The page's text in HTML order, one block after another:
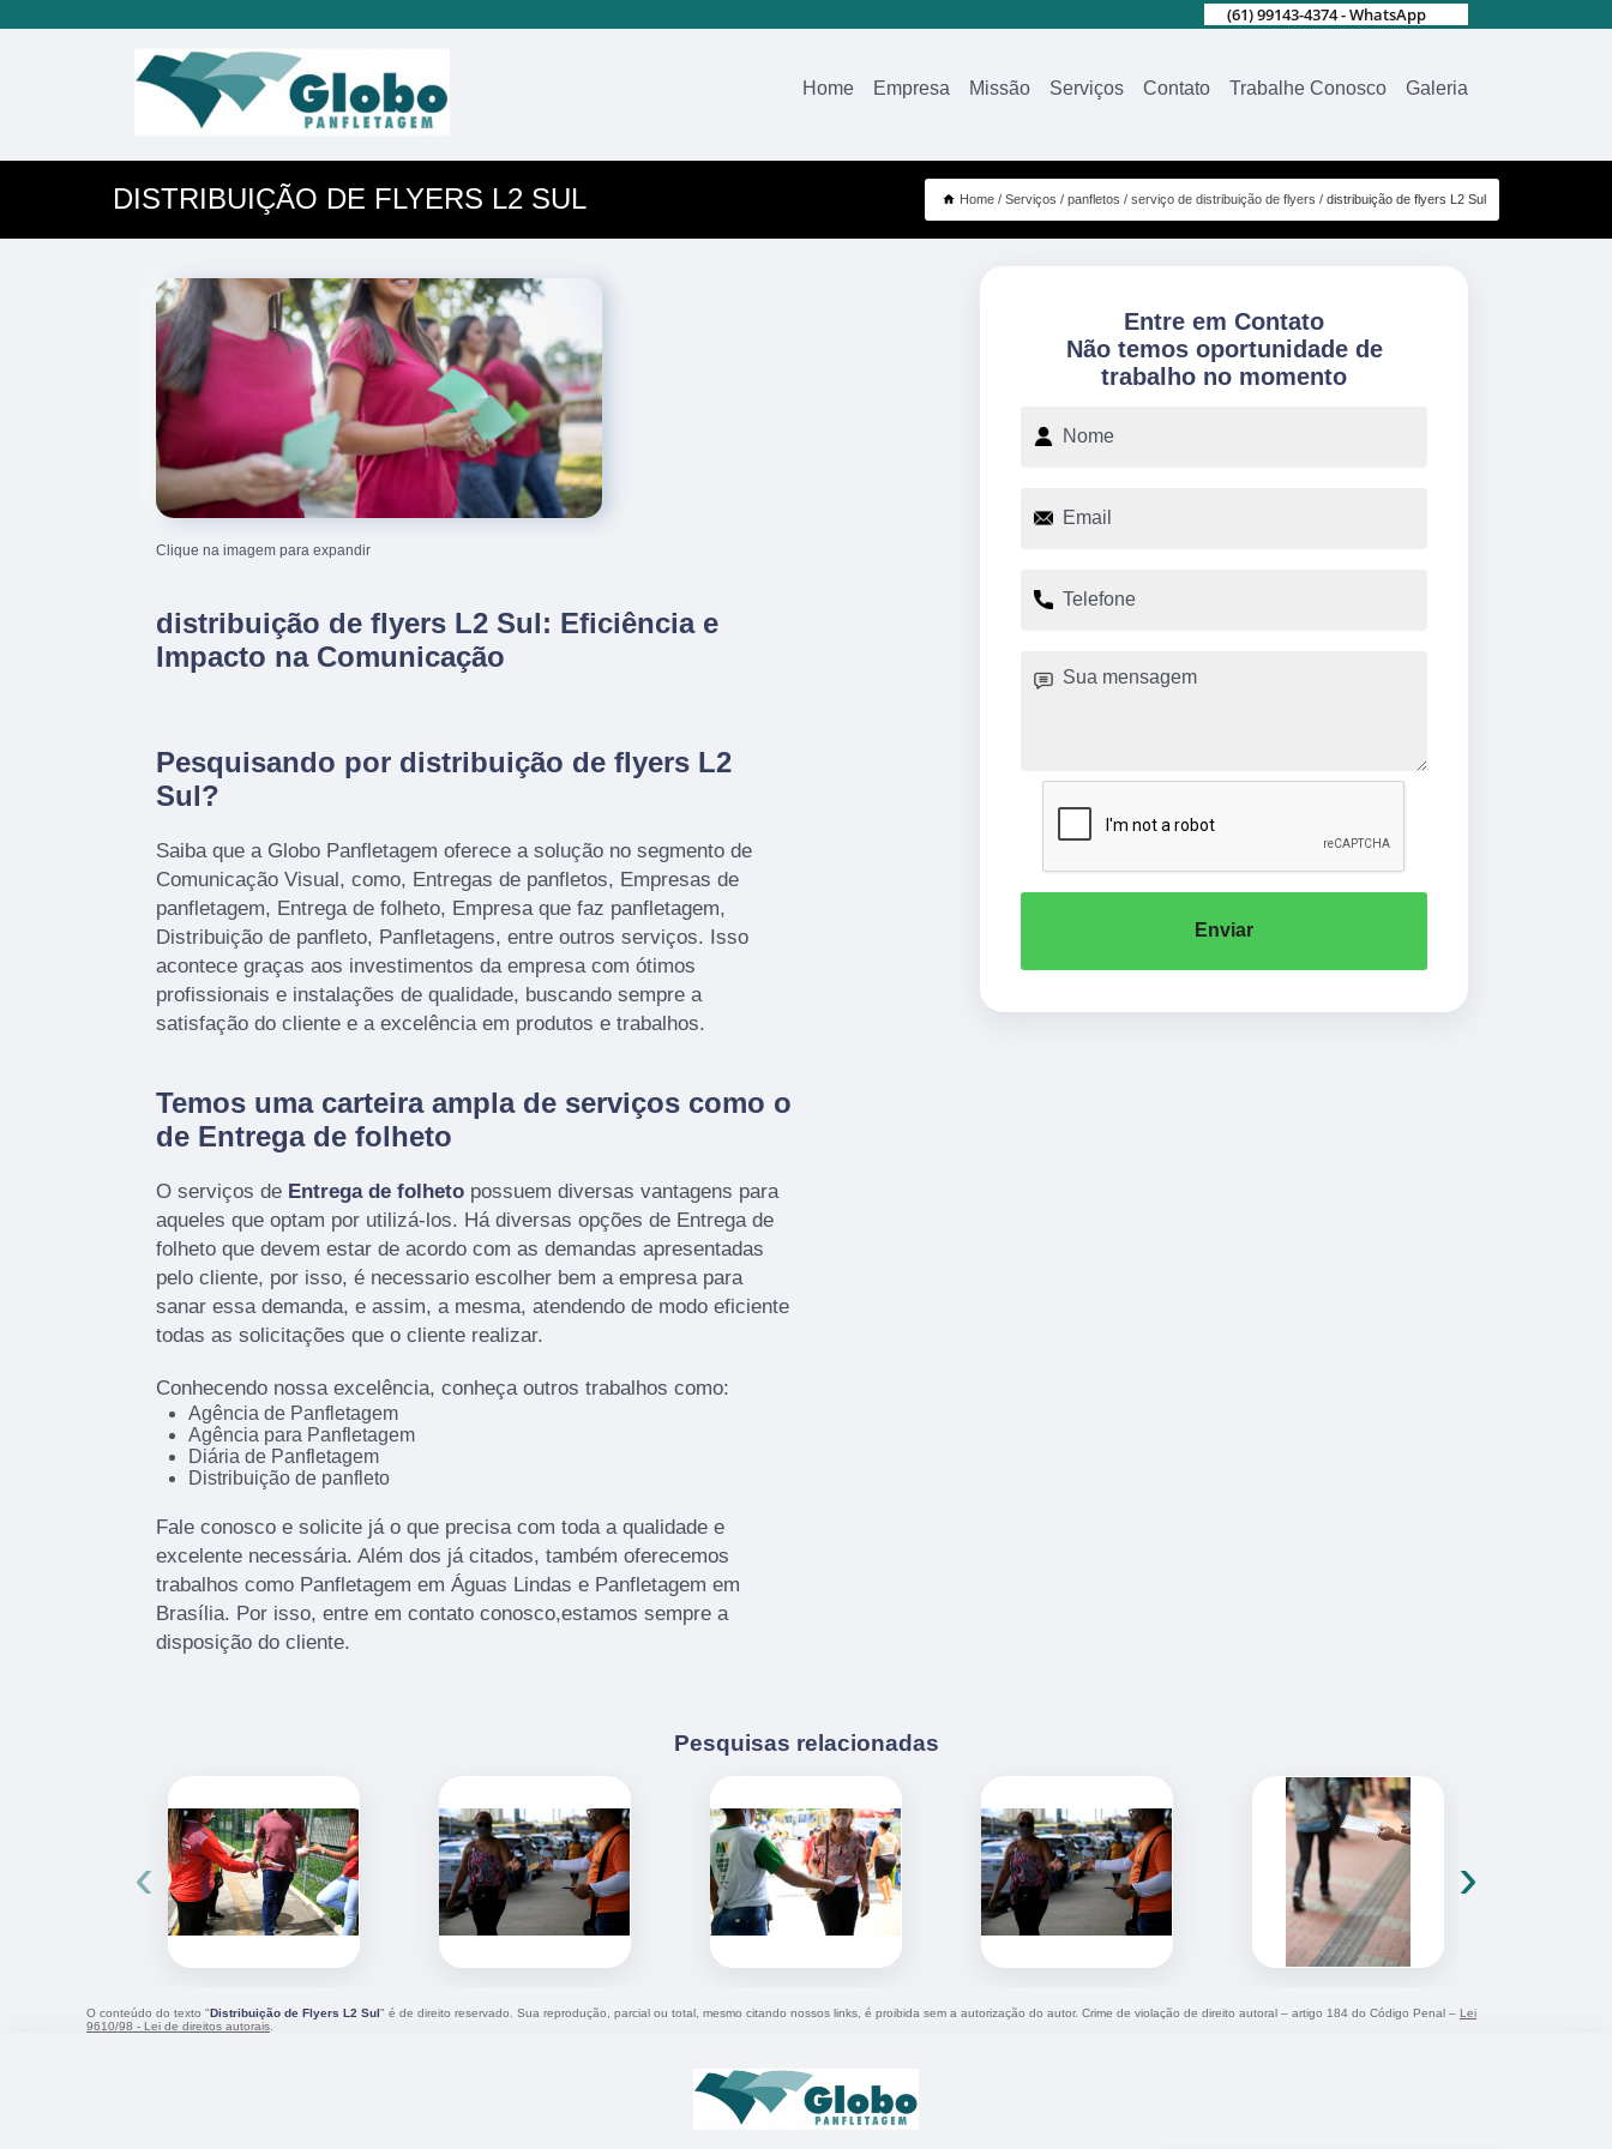
(61) 99143-4374 - WhatsApp
Home Empresa Missão Serviços Contato Trabalhe Conosco Galeria
DISTRIBUIÇÃO DE FLYERS L2 SUL Home Serviços panfletos serviço de distribuição de flyers distribuição de flyers L2 Sul
Clique na imagem para expandir
distribuição de flyers L2 Sul: Eficiência e
Impacto na Comunicação
Pesquisando por distribuição de flyers L2
Sul?
Saiba que a Globo Panfletagem oferece a solução no segmento de
Comunicação Visual, como, Entregas de panfletos, Empresas de
panfletagem, Entrega de folheto, Empresa que faz panfletagem,
Distribuição de panfleto, Panfletagens, entre outros serviços. Isso
acontece graças aos investimentos da empresa com ótimos
profissionais e instalações de qualidade, buscando sempre a
satisfação do cliente e a excelência em produtos e trabalhos.
Temos uma carteira ampla de serviços como o
de Entrega de folheto
O serviços de Entrega de folheto possuem diversas vantagens para
aqueles que optam por utilizá-los. Há diversas opções de Entrega de
folheto que devem estar de acordo com as demandas apresentadas
pelo cliente, por isso, é necessario escolher bem a empresa para
sanar essa demanda, e assim, a mesma, atendendo de modo eficiente
todas as solicitações que o cliente realizar.
Conhecendo nossa excelência, conheça outros trabalhos como:
Agência de Panfletagem
Agência para Panfletagem
Diária de Panfletagem
Distribuição de panfleto
Fale conosco e solicite já o que precisa com toda a qualidade e
excelente necessária. Além dos já citados, também oferecemos
trabalhos como Panfletagem em Águas Lindas e Panfletagem em
Brasília. Por isso, entre em contato conosco,estamos sempre a
disposição do cliente.
Entre em Contato
Não temos oportunidade de
trabalho no momento
Enviar
Pesquisas relacionadas
‹ ›
O conteúdo do texto "Distribuição de Flyers L2 Sul" é de direito reservado. Sua reprodução, parcial ou total, mesmo citando nossos links, é proibida sem a autorização do autor. Crime de violação de direito autoral – artigo 184 do Código Penal – Lei
9610/98 - Lei de direitos autorais